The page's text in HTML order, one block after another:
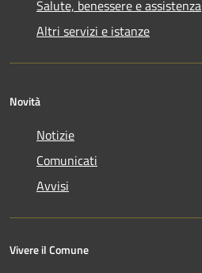
Salute, benessere e assistenza
Altri servizi e istanze
Novità
Notizie
Comunicati
Avvisi
Vivere il Comune